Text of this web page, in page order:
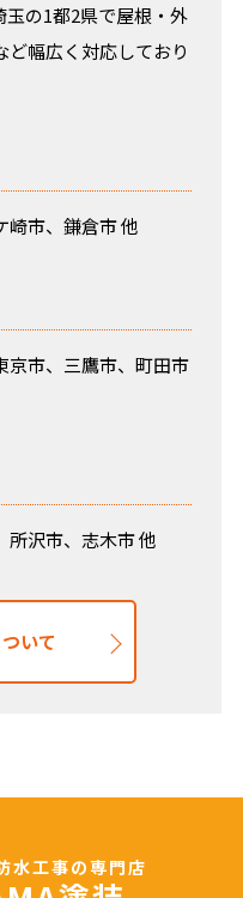
の1都2県で屋根・外
幅広く対応しており
崎市、鎌倉市 他
京市、三鷹市、町田市
所沢市、志木市 他
いて
水工事の専門店